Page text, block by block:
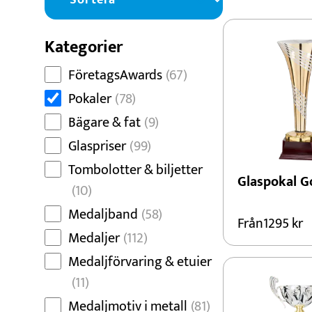
Dans
Dart
Djur
Fiske
Kategorier
FöretagsAwards(67)
Pokaler(78)
Bägare & fat(9)
Glaspriser(99)
Tombolotter & biljetter
(10)
Medaljband (58)
Medaljer(112)
Medaljförvaring & etuier
(11)
Medaljmotiv i metall (81)
Glaspokal
Från1295kr